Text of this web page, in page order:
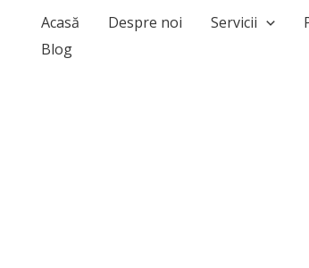
Acasă Despre noi Servicii
Blog